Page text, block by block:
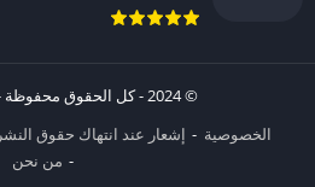
© 2024 - كل الحقوق محفوظة -
الخصوصية
إشعار عند انتهاك حقوق النشر DMCA
من نحن